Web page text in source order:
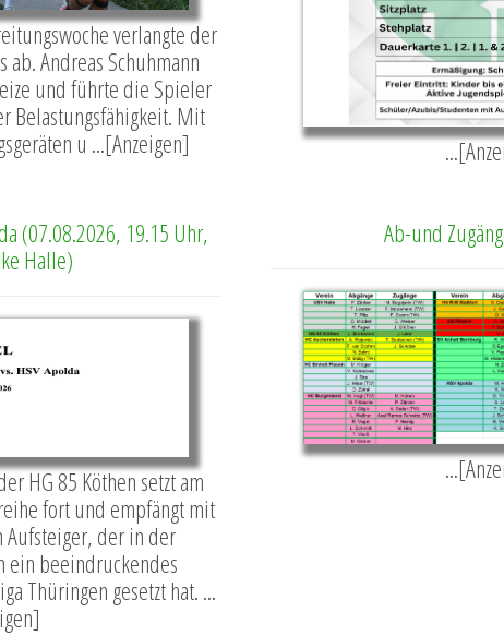
verlangte der
Andreas Schuhmann
und führte die Spieler
Belastungsfähigkeit. Mit
u ...[Anzeigen]
(07.08.2026, 19.15 Uhr,
Halle)
HG 85 Köthen setzt am
fort und empfängt mit
Aufsteiger, der in der
ein beeindruckendes
Thüringen gesetzt hat. ...
Ab-und